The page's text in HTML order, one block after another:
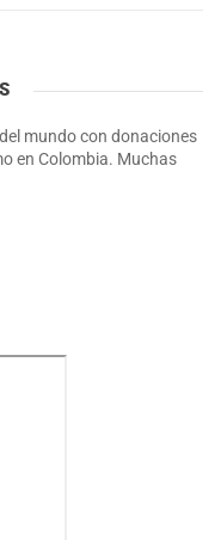
mundo con donaciones
en Colombia. Muchas